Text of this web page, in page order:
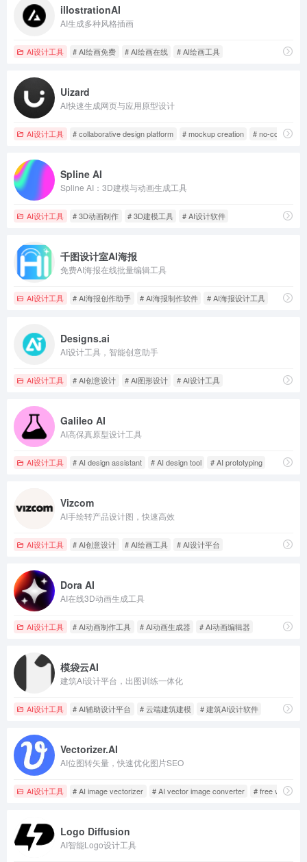
illostrationAI
AI生成多种风格插画
AI设计工具 # AI绘画免费 # AI绘画在线 # AI绘画工具
Uizard
AI快速生成网页与应用原型设计
AI设计工具 # collaborative design platform # mockup creation # no-code
Spline AI
Spline AI：3D建模与动画生成工具
AI设计工具 # 3D动画制作 # 3D建模工具 # AI设计软件
千图设计室AI海报
免费AI海报在线批量编辑工具
AI设计工具 # AI海报创作助手 # AI海报制作软件 # AI海报设计工具
Designs.ai
AI设计工具，智能创意助手
AI设计工具 # AI创意设计 # AI图形设计 # AI设计工具
Galileo AI
AI高保真原型设计工具
AI设计工具 # AI design assistant # AI design tool # AI prototyping
Vizcom
AI手绘转产品设计图，快速高效
AI设计工具 # AI创意设计 # AI绘画工具 # AI设计平台
Dora AI
AI在线3D动画生成工具
AI设计工具 # AI动画制作工具 # AI动画生成器 # AI动画编辑器
模袋云AI
建筑AI设计平台，出图训练一体化
AI设计工具 # AI辅助设计平台 # 云端建筑建模 # 建筑AI设计软件
Vectorizer.AI
AI位图转矢量，快速优化图片SEO
AI设计工具 # AI image vectorizer # AI vector image converter # free vector
Logo Diffusion
AI智能Logo设计工具